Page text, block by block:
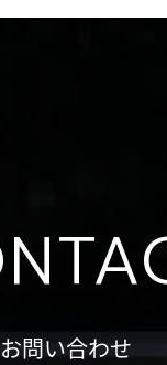
お問い合わせ